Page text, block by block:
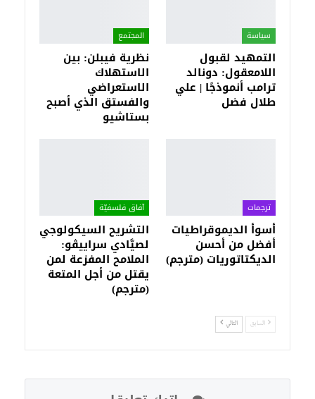
سياسة
التمهيد لقبول
اللامعقول: دونالد
ترامب أنموذجًا | علي
طلال فضل
المجتمع
نظرية فيبلن: بين
الاستهلاك
الاستعراضي
والفستق الذي أصبح
بستاشيو
ترجمات
أسوأ الديموقراطيات
أفضل من أحسن
الديكتاتوريات (مترجم)
آفاق فلسفيّة‎
التشريح السيكولوجي
لصيَّادي سراييڤو:
الملامح المفزعة لمن
يقتل من أجل المتعة
(مترجم)
السابق التالي